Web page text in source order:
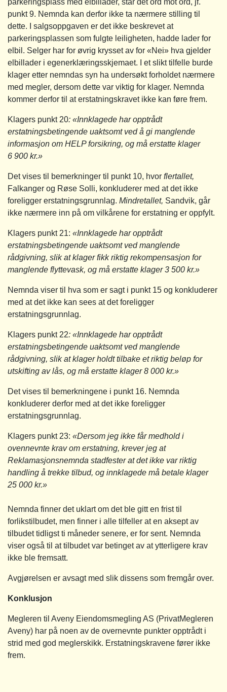
punkt 9. Nemnda kan derfor ikke ta nærmere stilling til
dette. I salgsoppgaven er det ikke beskrevet at
parkeringsplassen som fulgte leiligheten, hadde lader for
elbil. Selger har for øvrig krysset av for «Nei» hva gjelder
elbillader i egenerklæringsskjemaet. I et slikt tilfelle burde
klager etter nemndas syn ha undersøkt forholdet nærmere
med megler, dersom dette var viktig for klager. Nemnda
kommer derfor til at erstatningskravet ikke kan føre frem.
Klagers punkt 20: «Innklagede har opptrådt
erstatningsbetingende uaktsomt ved å gi manglende
informasjon om HELP forsikring, og må erstatte klager
6 900 kr.»
Det vises til bemerkninger til punkt 10, hvor flertallet,
Falkanger og Røse Solli, konkluderer med at det ikke
foreligger erstatningsgrunnlag. Mindretallet, Sandvik, går
ikke nærmere inn på om vilkårene for erstatning er oppfylt.
Klagers punkt 21: «Innklagede har opptrådt
erstatningsbetingende uaktsomt ved manglende
rådgivning, slik at klager fikk riktig rekompensasjon for
manglende flyttevask, og må erstatte klager 3 500 kr.»
Nemnda viser til hva som er sagt i punkt 15 og konkluderer
med at det ikke kan sees at det foreligger
erstatningsgrunnlag.
Klagers punkt 22: «Innklagede har opptrådt
erstatningsbetingende uaktsomt ved manglende
rådgivning, slik at klager holdt tilbake et riktig beløp for
utskifting av lås, og må erstatte klager 8 000 kr.»
Det vises til bemerkningene i punkt 16. Nemnda
konkluderer derfor med at det ikke foreligger
erstatningsgrunnlag.
Klagers punkt 23: «Dersom jeg ikke får medhold i
ovennevnte krav om erstatning, krever jeg at
Reklamasjonsnemnda stadfester at det ikke var riktig
handling å trekke tilbud, og innklagede må betale klager
25 000 kr.»
Nemnda finner det uklart om det ble gitt en frist til
forlikstilbudet, men finner i alle tilfeller at en aksept av
tilbudet tidligst ti måneder senere, er for sent. Nemnda
viser også til at tilbudet var betinget av at ytterligere krav
ikke ble fremsatt.
Avgjørelsen er avsagt med slik dissens som fremgår over.
Konklusjon
Megleren til Aveny Eiendomsmegling AS (PrivatMegleren
Aveny) har på noen av de overnevnte punkter opptrådt i
strid med god meglerskikk. Erstatningskravene fører ikke
frem.